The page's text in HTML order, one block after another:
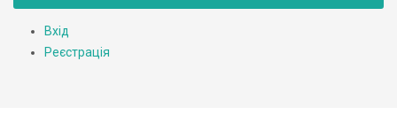
Вхід
Реєстрація